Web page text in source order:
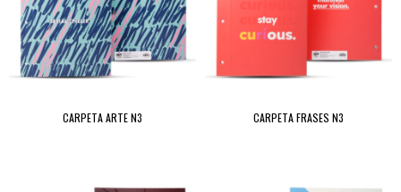
CARPETA ARTE N3 CARPETA FRASES N3